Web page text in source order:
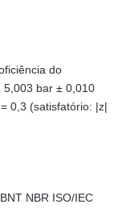
do
5,003 bar ± 0,010
0,3 (satisfatório: |z|
NBR ISO/IEC